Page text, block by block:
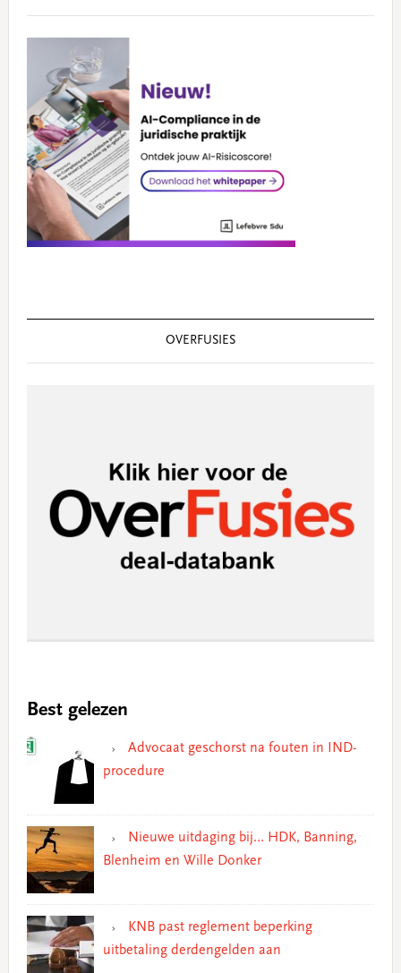
OVERFUSIES
Best gelezen
Advocaat geschorst na fouten in IND-
procedure
Nieuwe uitdaging bij… HDK, Banning,
Blenheim en Wille Donker
KNB past reglement beperking
uitbetaling derdengelden aan